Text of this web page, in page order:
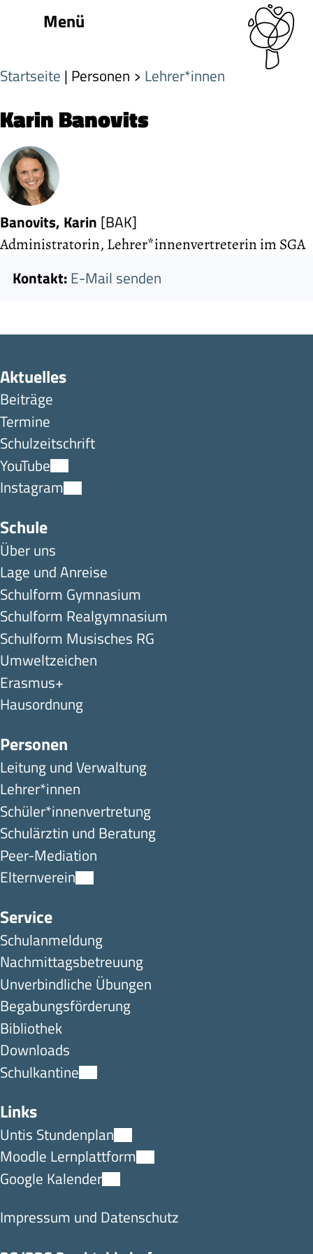
Menü
Startseite | Personen Lehrer*innen
Karin Banovits
Banovits, Karin [BAK]
Administratorin, Lehrer*innenvertreterin im SGA
Kontakt:E-Mail senden
Aktuelles
Beiträge
Termine
Schulzeitschrift
YouTube
Instagram
Schule
Über uns
Lage und Anreise
Schulform Gymnasium
Schulform Realgymnasium
Schulform Musisches RG
Umweltzeichen
Erasmus+
Hausordnung
Personen
Leitung und Verwaltung
Lehrer*innen
Schüler*innen­ver­tretung
Schulärztin und Beratung
Peer-Mediation
Elternverein
Service
Schulanmeldung
Nachmittagsbetreuung
Unverbindliche Übungen
Begabungsförderung
Bibliothek
Downloads
Schulkantine
Links
Untis Stundenplan
Moodle Lernplattform
Google Kalender
Impressum und Datenschutz